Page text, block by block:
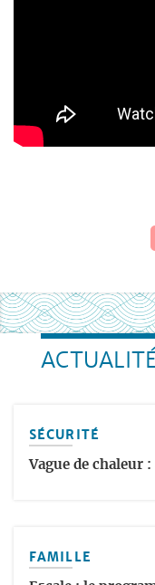
SÉCURITÉ
Vague de chaleur
FAMILLE